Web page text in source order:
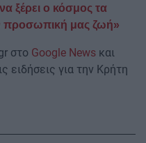
ξέρει ο κόσμος τα
προσωπική μας ζωή»
στο Google News και
ειδήσεις για την Κρήτη